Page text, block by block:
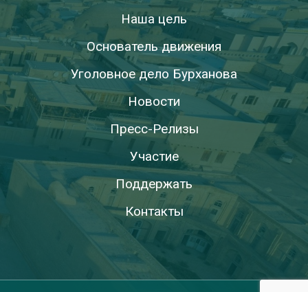
Наша цель
Основатель движения
Уголовное дело Бурханова
Новости
Пресс-Релизы
Участие
Поддержать
Контакты